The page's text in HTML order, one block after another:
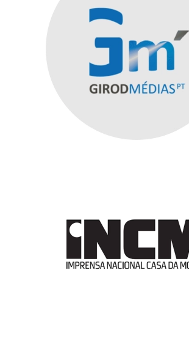
Girod Médias
Casa da Moeda